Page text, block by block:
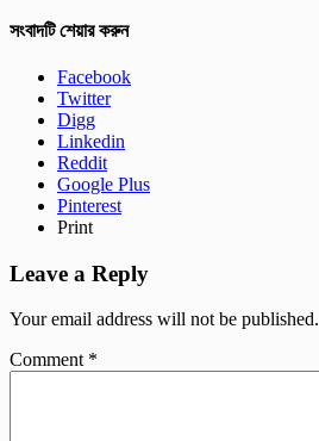
সংবাদটি শেয়ার করুন
Facebook
Twitter
Digg
Linkedin
Reddit
Google Plus
Pinterest
Print
Leave a Reply
Your email address will not be published.
Comment *